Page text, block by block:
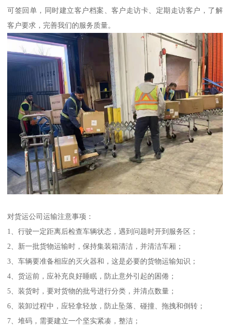
可签回单，同时建立客户档案、客户走访卡、定期走访客户，了解
客户要求，完善我们的服务质量。
对货运公司运输注意事项：
1、行驶一定距离后检查车辆状态，遇到问题时开到服务区；
2、新一批货物运输时，保持集装箱清洁，并清洁车厢；
3、车辆要准备相应的灭火器和，这是必要的货物运输知识；
4、货运前，应补充良好睡眠，防止意外引起的困倦；
5、装货时，要对货物的批号进行分类，并清点数量；
6、装卸过程中，应轻拿轻放，防止坠落、碰撞、拖拽和倒转；
7、堆码，需要建立一个坚实紧凑，整洁；